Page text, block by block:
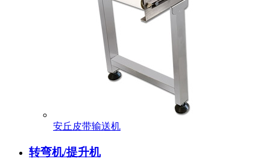
安丘皮带输送机
转弯机/提升机